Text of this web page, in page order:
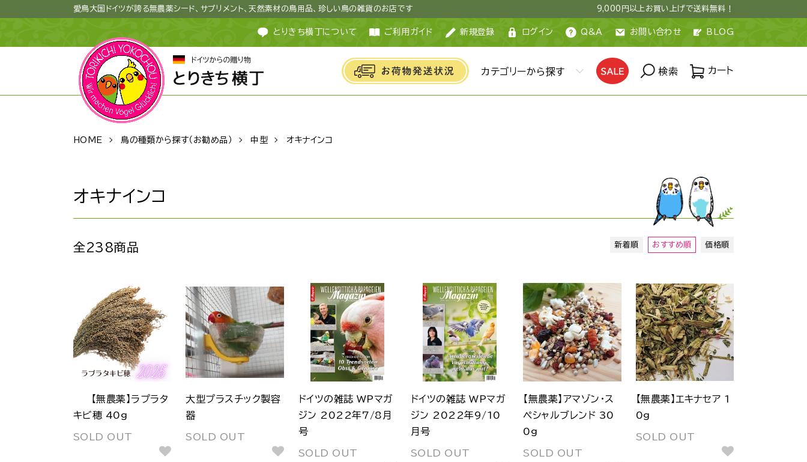
愛鳥大国ドイツが誇る無農薬シード、サプリメント、天然素材の鳥用品、珍しい鳥の雑貨のお店です 9,000円以上お買い上げで送料無料！
とりきち横丁について ご利用ガイド 新規登録 ログイン Q&A お問い合わせ BLOG
カテゴリーから探す 検索 カート
HOME 鳥の種類から探す（お勧め品） 中型 オキナインコ
オキナインコ
全238商品 新着順 おすすめ順 価格順
【無農薬】ラプラタ
キビ穂 40g
SOLD OUT
大型プラスチック製容
器
SOLD OUT
ドイツの雑誌 WPマガ
ジン 2022年7/8月
号
SOLD OUT
ドイツの雑誌 WPマガ
ジン 2022年9/10
月号
SOLD OUT
【無農薬】アマゾン・ス
ペシャルブレンド 30
0g
SOLD OUT
【無農薬】エキナセア 1
0g
SOLD OUT